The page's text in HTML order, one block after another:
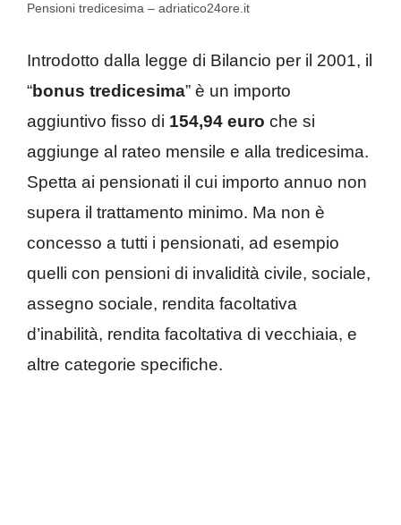
Pensioni tredicesima – adriatico24ore.it
Introdotto dalla legge di Bilancio per il 2001, il
“bonus tredicesima” è un importo
aggiuntivo fisso di 154,94 euro che si
aggiunge al rateo mensile e alla tredicesima.
Spetta ai pensionati il cui importo annuo non
supera il trattamento minimo. Ma non è
concesso a tutti i pensionati, ad esempio
quelli con pensioni di invalidità civile, sociale,
assegno sociale, rendita facoltativa
d’inabilità, rendita facoltativa di vecchiaia, e
altre categorie specifiche.